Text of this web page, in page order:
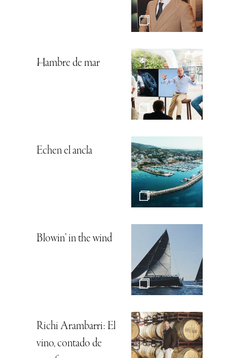
Hambre de mar
Echen el ancla
Blowin’ in the wind
Richi Arambarri: El
vino, contado de